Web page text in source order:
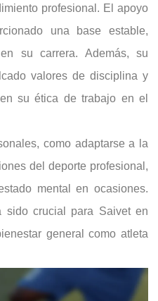
profesional. El apoyo
una base estable,
su carrera. Además, su
valores de disciplina y
su ética de trabajo en el
como adaptarse a la
del deporte profesional,
mental en ocasiones.
sido crucial para Saivet en
general como atleta